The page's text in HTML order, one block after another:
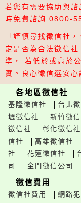
若您有需要協助與
時免費諮詢:0800-
「謹慎尋找徵信社
定是否為合法徵信
準， 若低於或高於
實。良心徵信選安心
各地區徵信社
基隆徵信社 台北
壢徵信社
新竹徵
徵信社
彰化徵信社
信社
高雄徵信社
社
花蓮徵信社
司
金門徵信公司
徵信費用
徵信社費用 網路